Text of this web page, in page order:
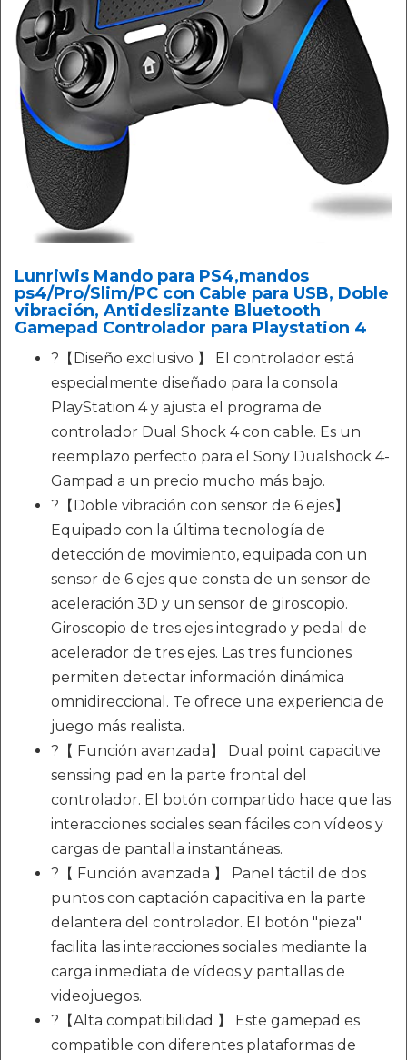
Lunriwis Mando para PS4,mandos
ps4/Pro/Slim/PC con Cable para USB, Doble
vibración, Antideslizante Bluetooth
Gamepad Controlador para Playstation 4
?【Diseño exclusivo 】 El controlador está
especialmente diseñado para la consola
PlayStation 4 y ajusta el programa de
controlador Dual Shock 4 con cable. Es un
reemplazo perfecto para el Sony Dualshock 4-
Gampad a un precio mucho más bajo.
?【Doble vibración con sensor de 6 ejes】
Equipado con la última tecnología de
detección de movimiento, equipada con un
sensor de 6 ejes que consta de un sensor de
aceleración 3D y un sensor de giroscopio.
Giroscopio de tres ejes integrado y pedal de
acelerador de tres ejes. Las tres funciones
permiten detectar información dinámica
omnidireccional. Te ofrece una experiencia de
juego más realista.
?【 Función avanzada】 Dual point capacitive
senssing pad en la parte frontal del
controlador. El botón compartido hace que las
interacciones sociales sean fáciles con vídeos y
cargas de pantalla instantáneas.
?【 Función avanzada 】 Panel táctil de dos
puntos con captación capacitiva en la parte
delantera del controlador. El botón "pieza"
facilita las interacciones sociales mediante la
carga inmediata de vídeos y pantallas de
videojuegos.
?【Alta compatibilidad 】 Este gamepad es
compatible con diferentes plataformas de